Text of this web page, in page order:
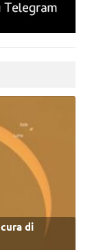
di